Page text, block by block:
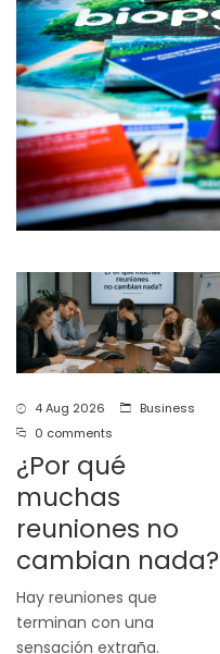
4 Aug 2026
Business
0 comments
¿Por qué
muchas
reuniones no
cambian nada?
Hay reuniones que
terminan con una
sensación extraña.